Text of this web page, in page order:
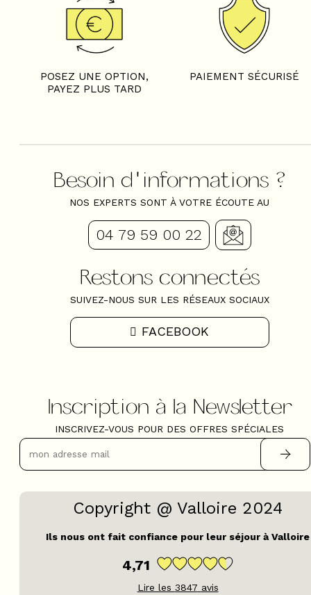
POSEZ UNE OPTION,
PAYEZ PLUS TARD
PAIEMENT SÉCURISÉ
Besoin d'informations ?
NOS EXPERTS SONT À VOTRE ÉCOUTE AU
04 79 59 00 22
Restons connectés
SUIVEZ-NOUS SUR LES RÉSEAUX SOCIAUX
FACEBOOK
Inscription à la Newsletter
INSCRIVEZ-VOUS POUR DES OFFRES SPÉCIALES
Copyright @ Valloire 2024
Ils nous ont fait confiance pour leur séjour à Valloire
4,71
Lire les 3847 avis